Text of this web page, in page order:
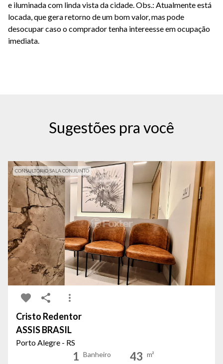
e iluminada com linda vista da cidade. Obs.: Atualmente está
locada, que gera retorno de um bom valor, mas pode
desocupar caso o comprador tenha intereesse em ocupação
imediata.
Sugestões pra você
CONSULTORIO SALA CONJUNTO
Cristo Redentor
ASSIS BRASIL
Porto Alegre - RS
1 Banheiro 43 m²